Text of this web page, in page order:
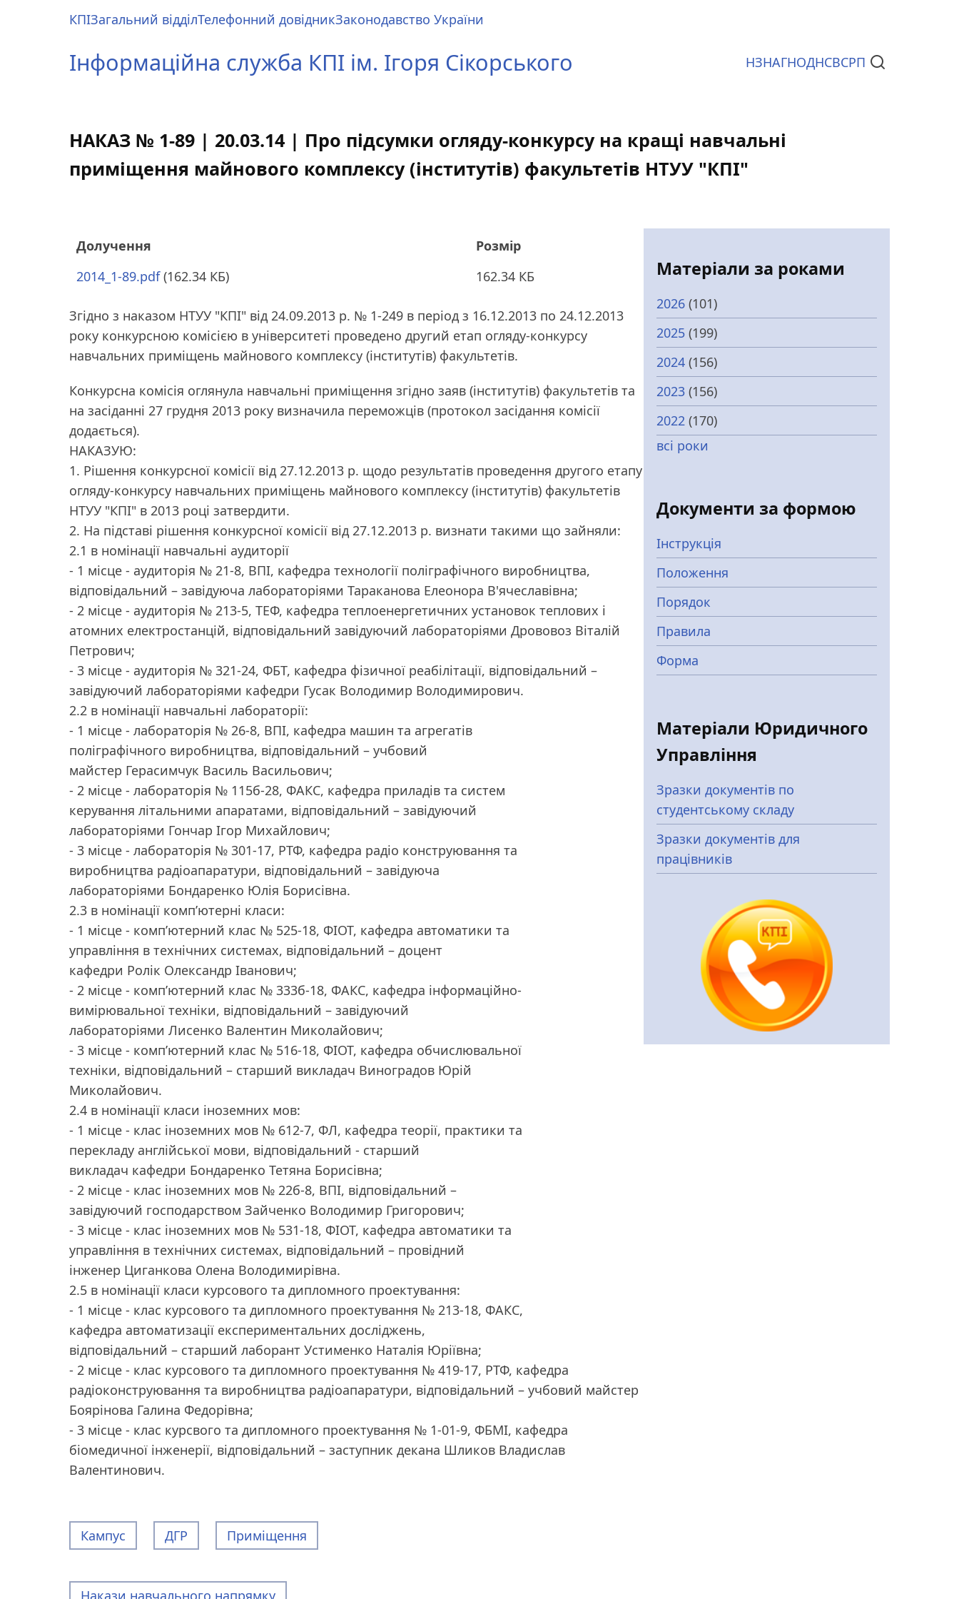
menu
КПІЗагальний відділТелефонний довідникЗаконодавство України
Інформаційна служба КПІ ім. Ігоря Сікорського Документи
НЗНАГНОДНСВСРП
НАКАЗ № 1-89 | 20.03.14 | Про підсумки огляду-конкурсу на кращі навчальні
приміщення майнового комплексу (інститутів) факультетів НТУУ "КПІ"
Долучення
Розмір
2014_1-89.pdf (162.34 КБ) 162.34 КБ
Згідно з наказом НТУУ "КПІ" від 24.09.2013 р. № 1-249 в період з 16.12.2013 по 24.12.2013
року конкурсною комісією в університеті проведено другий етап огляду-конкурсу
навчальних приміщень майнового комплексу (інститутів) факультетів.
Конкурсна комісія оглянула навчальні приміщення згідно заяв (інститутів) факультетів та
на засіданні 27 грудня 2013 року визначила переможців (протокол засідання комісії
додається).
НАКАЗУЮ:
1. Рішення конкурсної комісії від 27.12.2013 р. щодо результатів проведення другого етапу
огляду-конкурсу навчальних приміщень майнового комплексу (інститутів) факультетів
НТУУ "КПІ" в 2013 році затвердити.
2. На підставі рішення конкурсної комісії від 27.12.2013 р. визнати такими що зайняли:
2.1 в номінації навчальні аудиторії
- 1 місце - аудиторія № 21-8, ВПІ, кафедра технології поліграфічного виробництва,
відповідальний – завідуюча лабораторіями Тараканова Елеонора В'ячеславівна;
- 2 місце - аудиторія № 213-5, ТЕФ, кафедра теплоенергетичних установок теплових і
атомних електростанцій, відповідальний завідуючий лабораторіями Дрововоз Віталій
Петрович;
- 3 місце - аудиторія № 321-24, ФБТ, кафедра фізичної реабілітації, відповідальний –
завідуючий лабораторіями кафедри Гусак Володимир Володимирович.
2.2 в номінації навчальні лабораторії:
- 1 місце - лабораторія № 26-8, ВПІ, кафедра машин та агрегатів
поліграфічного виробництва, відповідальний – учбовий
майстер Герасимчук Василь Васильович;
- 2 місце - лабораторія № 115б-28, ФАКС, кафедра приладів та систем
керування літальними апаратами, відповідальний – завідуючий
лабораторіями Гончар Ігор Михайлович;
- 3 місце - лабораторія № 301-17, РТФ, кафедра радіо конструювання та
виробництва радіоапаратури, відповідальний – завідуюча
лабораторіями Бондаренко Юлія Борисівна.
2.3 в номінації комп’ютерні класи:
- 1 місце - комп’ютерний клас № 525-18, ФІОТ, кафедра автоматики та
управління в технічних системах, відповідальний – доцент
кафедри Ролік Олександр Іванович;
- 2 місце - комп’ютерний клас № 333б-18, ФАКС, кафедра інформаційно-
вимірювальної техніки, відповідальний – завідуючий
лабораторіями Лисенко Валентин Миколайович;
- 3 місце - комп’ютерний клас № 516-18, ФІОТ, кафедра обчислювальної
техніки, відповідальний – старший викладач Виноградов Юрій
Миколайович.
2.4 в номінації класи іноземних мов:
- 1 місце - клас іноземних мов № 612-7, ФЛ, кафедра теорії, практики та
перекладу англійської мови, відповідальний - старший
викладач кафедри Бондаренко Тетяна Борисівна;
- 2 місце - клас іноземних мов № 22б-8, ВПІ, відповідальний –
завідуючий господарством Зайченко Володимир Григорович;
- 3 місце - клас іноземних мов № 531-18, ФІОТ, кафедра автоматики та
управління в технічних системах, відповідальний – провідний
інженер Циганкова Олена Володимирівна.
2.5 в номінації класи курсового та дипломного проектування:
- 1 місце - клас курсового та дипломного проектування № 213-18, ФАКС,
кафедра автоматизації експериментальних досліджень,
відповідальний – старший лаборант Устименко Наталія Юріївна;
- 2 місце - клас курсового та дипломного проектування № 419-17, РТФ, кафедра
радіоконструювання та виробництва радіоапаратури, відповідальний – учбовий майстер
Боярінова Галина Федорівна;
- 3 місце - клас курсвого та дипломного проектування № 1-01-9, ФБМІ, кафедра
біомедичної інженерії, відповідальний – заступник декана Шликов Владислав
Валентинович.
Кампус ДГР Приміщення
Накази навчального напрямку
Матеріали за роками
2026 (101)
2025 (199)
2024 (156)
2023 (156)
2022 (170)
всі роки
Документи за формою
Інструкція
Положення
Порядок
Правила
Форма
Матеріали Юридичного
Управління
Зразки документів по
студентському складу
Зразки документів для
працівників